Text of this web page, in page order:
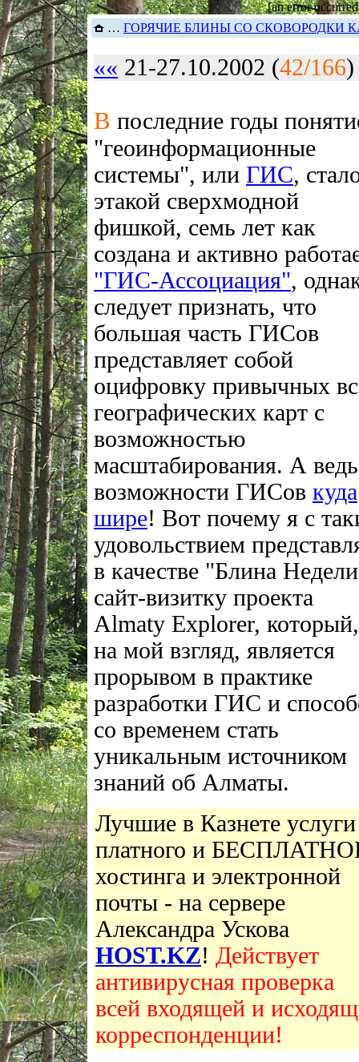
[an error
… ГОРЯЧИЕ БЛИНЫ СО СКОВОРОДКИ
«« 21-27.10.2002 (42/166
В последние годы
"геоинформационные
системы", или ГИС,
этакой сверхмодной
фишкой, семь лет как
создана и активно
"ГИС-Ассоциация",
следует признать, что
большая часть ГИСов
представляет собой
оцифровку привычных
географических карт с
возможностью
масштабирования. А ведь
возможности ГИСов куда
шире! Вот почему я с
удовольствием
в качестве "Блина
сайт-визитку проекта
Almaty Explorer, который,
на мой взгляд, является
прорывом в практике
разработки ГИС и
со временем стать
уникальным источником
знаний об Алматы.
Лучшие в Казнете услуги
платного и
хостинга и электронной
почты - на сервере
Александра Ускова
HOST.KZ! Действует
антивирусная проверка
всей входящей и
корреспонденции!